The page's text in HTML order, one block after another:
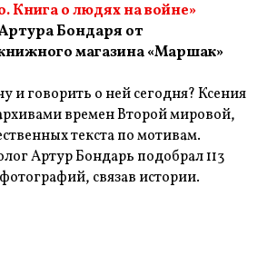
Книга о людях на войне»
Бондаря от
магазина «Маршак»
и говорить о ней сегодня? Ксения
времен Второй мировой,
текста по мотивам.
Артур Бондарь подобрал 113
связав истории.